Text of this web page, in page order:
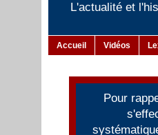
L'actualité et
Accueil Vidéos
Pour